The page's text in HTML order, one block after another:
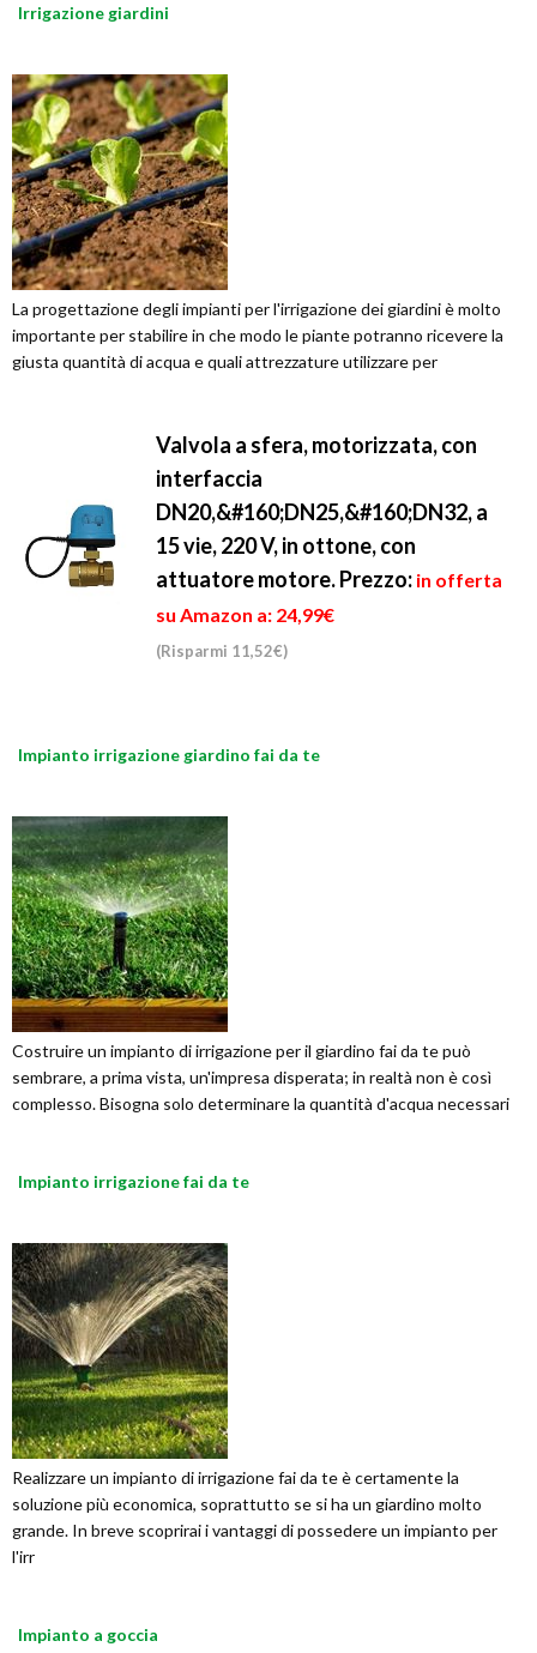
Irrigazione giardini
La progettazione degli impianti per l'irrigazione dei giardini è molto
importante per stabilire in che modo le piante potranno ricevere la
giusta quantità di acqua e quali attrezzature utilizzare per
Valvola a sfera, motorizzata, con
interfaccia
DN20,&#160;DN25,&#160;DN32, a
15 vie, 220 V, in ottone, con
attuatore motore.Prezzo: in offerta
su Amazon a: 24,99€
(Risparmi 11,52€)
Impianto irrigazione giardino fai da te
Costruire un impianto di irrigazione per il giardino fai da te può
sembrare, a prima vista, un'impresa disperata; in realtà non è così
complesso. Bisogna solo determinare la quantità d'acqua necessari
Impianto irrigazione fai da te
Realizzare un impianto di irrigazione fai da te è certamente la
soluzione più economica, soprattutto se si ha un giardino molto
grande. In breve scoprirai i vantaggi di possedere un impianto per
l'irr
Impianto a goccia